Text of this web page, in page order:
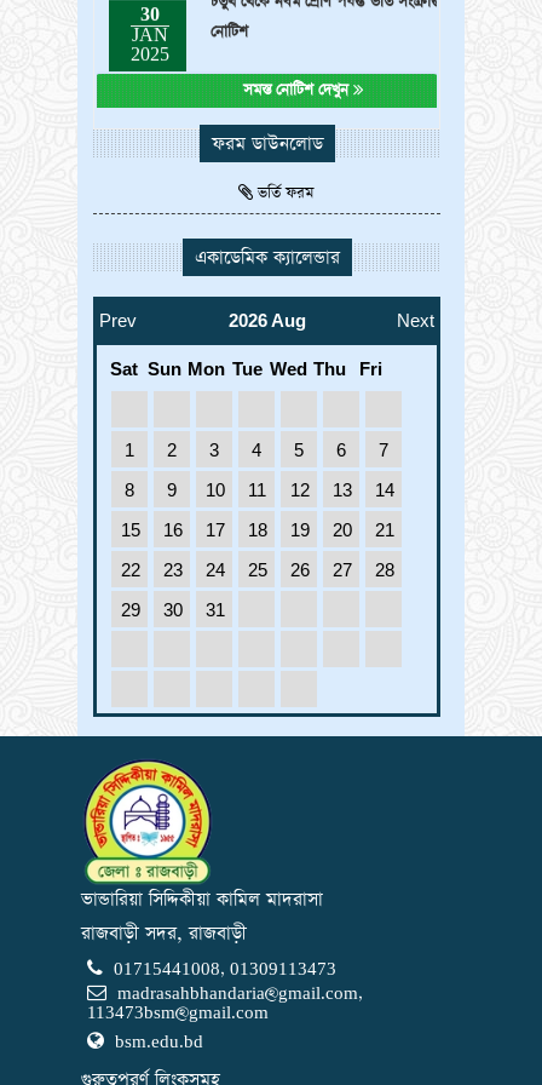
JAN
2025
নোটিশ
সমস্ত নোটিশ দেখুন
ফরম ডাউনলোড
ভর্তি ফরম
একাডেমিক ক্যালেন্ডার
Prev 2026 Aug Next
Sat Sun Mon Tue Wed Thu Fri
1 2 3 4 5 6
7
8
9 10 11 12 13
14
15
16 17 18 19 20
21
22
23 24 25 26 27
28
29
30 31
ভান্ডারিয়া সিদ্দিকীয়া কামিল মাদরাসা
রাজবাড়ী সদর, রাজবাড়ী
01715441008, 01309113473
madrasahbhandaria@gmail.com,
113473bsm@gmail.com
bsm.edu.bd
গুরুত্বপুরর্ণ লিংকসূমহ